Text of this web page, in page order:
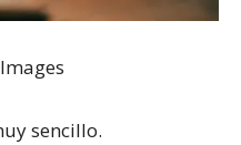
sencillo.